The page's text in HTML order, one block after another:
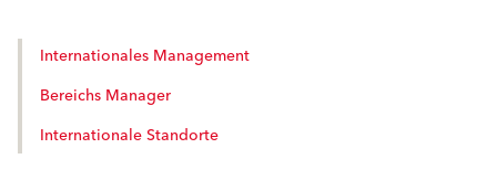
Internationales Management
Bereichs Manager
Internationale Standorte